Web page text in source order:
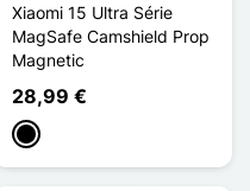
Xiaomi 15 Ultra Série
MagSafe Camshield Prop
Magnetic
28,99 €
Preto